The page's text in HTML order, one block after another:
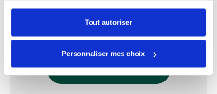
autoriser". Cependant, si vous ne souhaitez autoriser que
certains types de cookies, veuillez cliquer sur
"Personnaliser mes choix".
Tout autoriser
Personnaliser mes choix
Nos experts sont disponibles par écrit pour
POSER UNE QUESTION